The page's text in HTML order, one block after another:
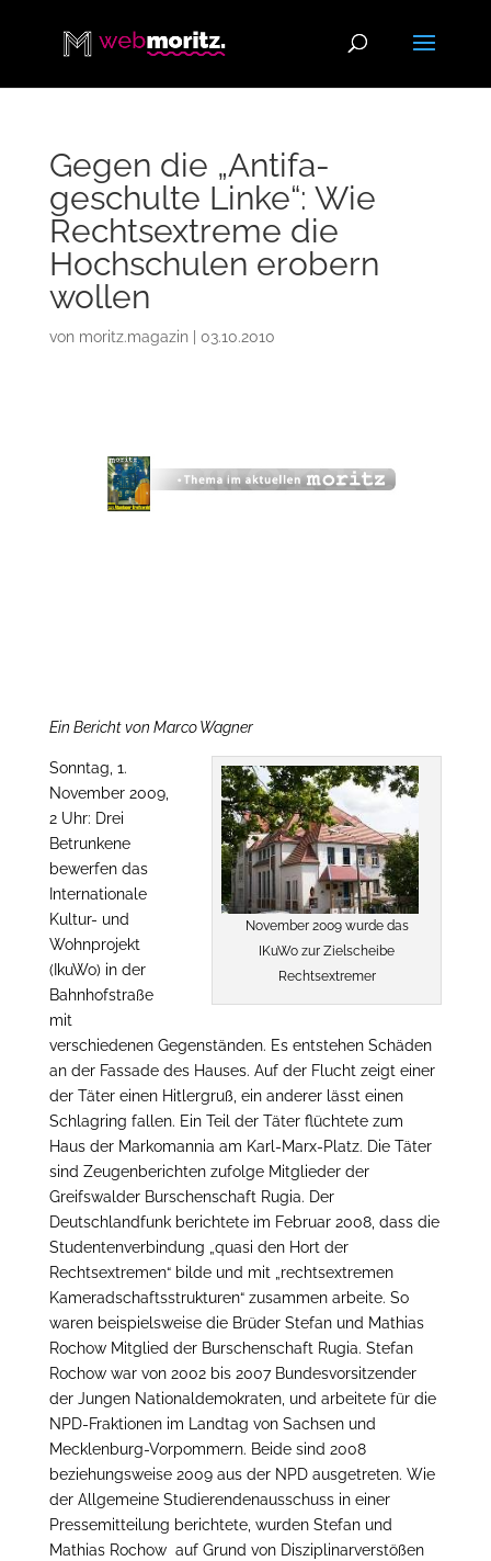
Gegen die „Antifa-
geschulte Linke“: Wie
Rechtsextreme die
Hochschulen erobern
wollen
von moritz.magazin| 03.10.2010
Ein Bericht von Marco Wagner
November 2009 wurde das
IKuWo zur Zielscheibe
Rechtsextremer
Sonntag, 1.
November 2009,
2 Uhr: Drei
Betrunkene
bewerfen das
Internationale
Kultur- und
Wohnprojekt
(IkuWo) in der
Bahnhofstraße
mit
verschiedenen Gegenständen. Es entstehen Schäden
an der Fassade des Hauses. Auf der Flucht zeigt einer
der Täter einen Hitlergruß, ein anderer lässt einen
Schlagring fallen. Ein Teil der Täter flüchtete zum
Haus der Markomannia am Karl-Marx-Platz. Die Täter
sind Zeugenberichten zufolge Mitglieder der
Greifswalder Burschenschaft Rugia. Der
Deutschlandfunk berichtete im Februar 2008, dass die
Studentenverbindung „quasi den Hort der
Rechtsextremen“ bilde und mit „rechtsextremen
Kameradschaftsstrukturen“ zusammen arbeite. So
waren beispielsweise die Brüder Stefan und Mathias
Rochow Mitglied der Burschenschaft Rugia. Stefan
Rochow war von 2002 bis 2007 Bundesvorsitzender
der Jungen Nationaldemokraten, und arbeitete für die
NPD-Fraktionen im Landtag von Sachsen und
Mecklenburg-Vorpommern. Beide sind 2008
beziehungsweise 2009 aus der NPD ausgetreten. Wie
der Allgemeine Studierendenausschuss in einer
Pressemitteilung berichtete, wurden Stefan und
Mathias Rochow auf Grund von Disziplinarverstößen